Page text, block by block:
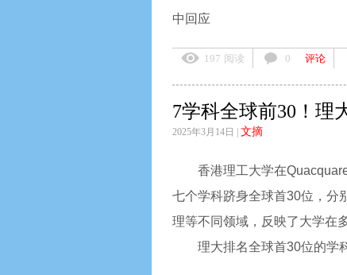
中回应
197 阅读 0 评论
7学科全球前30！理
2025年3月14日 | 文摘
香港理工大学在
七个学科跻身全球首30位，分
理等不同领域，反映了大学在
理大排名全球首30位的学